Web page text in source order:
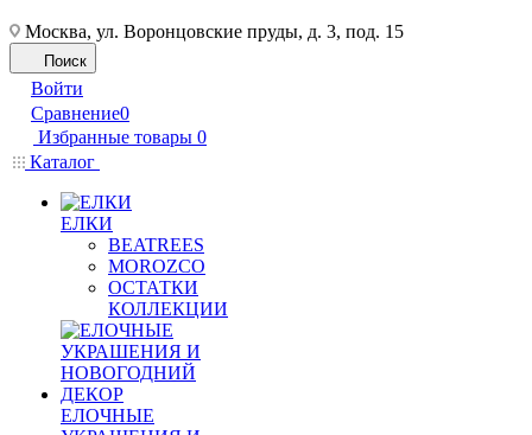
Москва, ул. Воронцовские пруды, д. 3, под. 15
Поиск
Войти
Сравнение0
Избранные товары 0
Каталог
ЕЛКИ
BEATREES
MOROZCO
ОСТАТКИ
КОЛЛЕКЦИИ
ЕЛОЧНЫЕ